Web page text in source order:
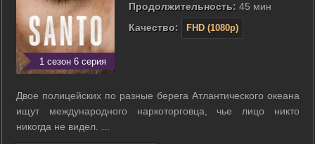
1 сезон 6 серия
Продолжительность: 45 мин
Качество:
FHD (1080p)
Двое полицейских по разные берега Атлантического океана
ищут международного наркоторговца, чье лицо никто
никогда не видел. ...